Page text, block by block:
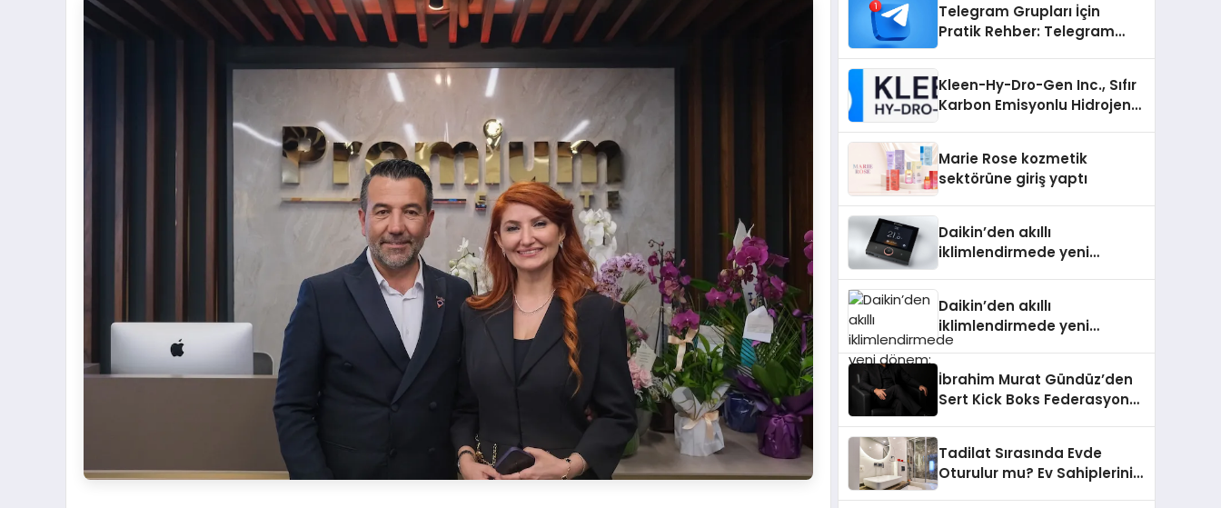
Telegram Grupları İçin
Pratik Rehber: Telegram
Kleen-Hy-Dro-Gen Inc., Sıfır
Karbon Emisyonlu Hidrojen
Aldı
Marie Rose kozmetik
sektörüne giriş yaptı
Daikin’den akıllı
iklimlendirmede yeni
Daikin’den akıllı
iklimlendirmede yeni
dönem: Madoka Plus
İbrahim Murat Gündüz’den
Sert Kick Boks Federasyonu
Tadilat Sırasında Evde
Oturulur mu? Ev Sahiplerinin